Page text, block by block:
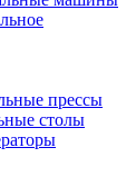
прессы
столы